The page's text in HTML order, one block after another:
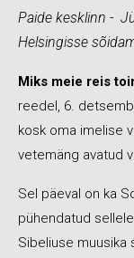
Paide kesklinn -
Helsingisse
Miks meie reis
reedel, 6.
kosk oma imelise
vetemäng avatud
Sel päeval on ka
pühendatud
Sibeliuse muusika